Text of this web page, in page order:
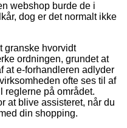
webshop burde de i
dog er det normalt ikke
granske hvorvidt
ordningen, grundet at
at e-forhandleren adlyder
ofte ses til af
reglerne på området.
at blive assisteret, når du
din shopping.